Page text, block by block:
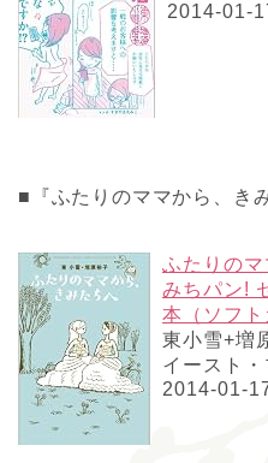
2014-01-
■『ふたりのママから、き
ふたりの
みちパン!
本（ソフト
東小雪+増
イースト・
2014-01-